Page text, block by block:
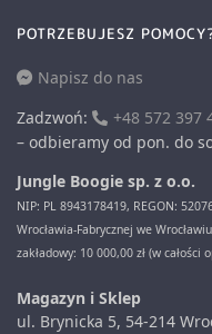
POTRZEBUJESZ
Napisz do nas
Zadzwoń:
+48 572 397
– odbieramy od pon. do
Jungle Boogie sp. z o.o.
NIP: PL 8943178419, REGON:
Wrocławia-Fabrycznej we
zakładowy: 10 000,00 zł (w całości
Magazyn i Sklep
ul. Brynicka 5, 54-214